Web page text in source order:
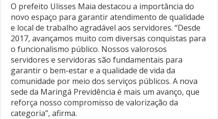
O prefeito Ulisses Maia destacou a importância do
novo espaço para garantir atendimento de qualidade
e local de trabalho agradável aos servidores. “Desde
2017, avançamos muito com diversas conquistas para
o funcionalismo público. Nossos valorosos
servidores e servidoras são fundamentais para
garantir o bem-estar e a qualidade de vida da
comunidade por meio dos serviços públicos. A nova
sede da Maringá Previdência é mais um avanço, que
reforça nosso compromisso de valorização da
categoria”, afirma.